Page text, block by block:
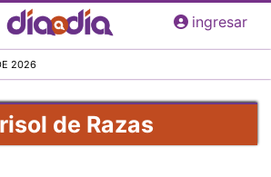
Pasar
al
principal
ingresar
2026
de Razas